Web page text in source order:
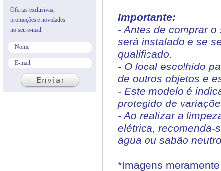
Importante:
- Antes de comprar
será instalado e se
qualificado.
- O local escolhido
de outros objetos e
- Este modelo é
protegido de
- Ao realizar a
elétrica, recomenda-
água ou sabão
*Imagens
Ofertas exclusivas,
promoções e novidades
no seu e-mail.